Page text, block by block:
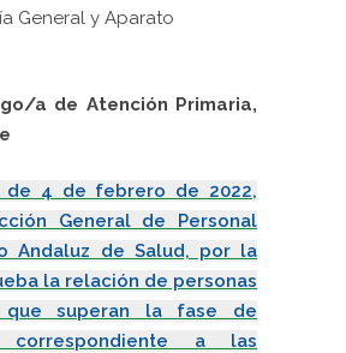
General y Aparato
a de Atención Primaria,
de 4 de febrero de 2022,
General de Personal
Andaluz de Salud, por la
la relación de personas
que superan la fase de
correspondiente a las